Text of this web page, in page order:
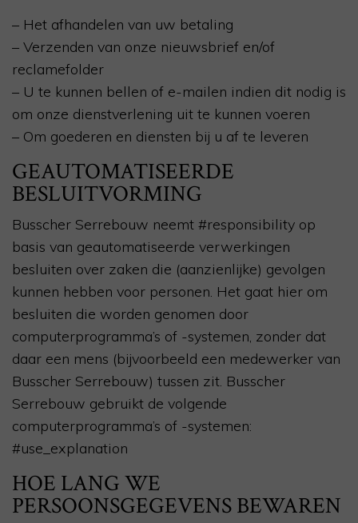
– Het afhandelen van uw betaling
– Verzenden van onze nieuwsbrief en/of
reclamefolder
– U te kunnen bellen of e-mailen indien dit nodig is
om onze dienstverlening uit te kunnen voeren
– Om goederen en diensten bij u af te leveren
GEAUTOMATISEERDE
BESLUITVORMING
Busscher Serrebouw neemt #responsibility op
basis van geautomatiseerde verwerkingen
besluiten over zaken die (aanzienlijke) gevolgen
kunnen hebben voor personen. Het gaat hier om
besluiten die worden genomen door
computerprogramma’s of -systemen, zonder dat
daar een mens (bijvoorbeeld een medewerker van
Busscher Serrebouw) tussen zit. Busscher
Serrebouw gebruikt de volgende
computerprogramma’s of -systemen:
#use_explanation
HOE LANG WE
PERSOONSGEGEVENS BEWAREN